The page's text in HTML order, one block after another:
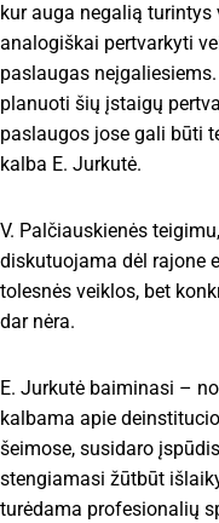
kur auga negalią turintys
analogiškai pertvarkyti
paslaugas
planuoti šių įstaigų
paslaugos jose gali būti
kalba E. Jurkutė.
V. Palčiauskienės
diskutuojama dėl rajone
tolesnės veiklos, bet
dar nėra.
E. Jurkutė baiminasi –
kalbama apie
šeimose, susidaro
stengiamasi žūtbūt
turėdama profesionalių